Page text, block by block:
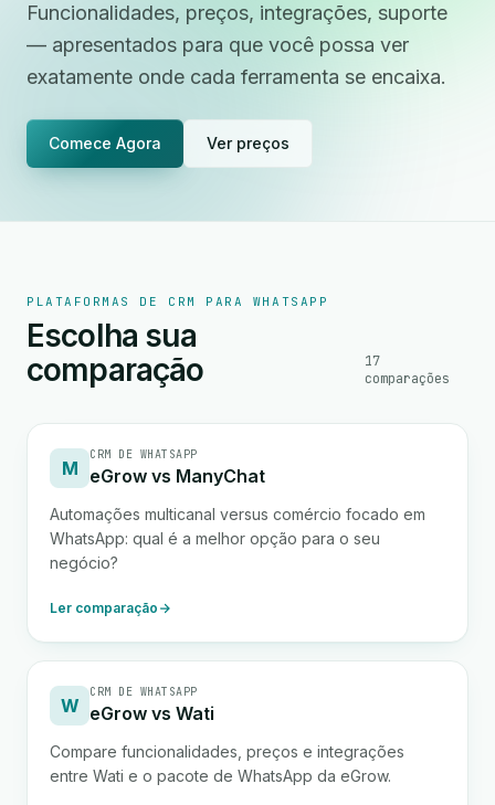
Funcionalidades, preços, integrações, suporte
— apresentados para que você possa ver
exatamente onde cada ferramenta se encaixa.
Comece Agora Ver preços
PLATAFORMAS DE CRM PARA WHATSAPP
Escolha sua
comparação
17
comparações
M
CRM DE WHATSAPP
eGrow vs ManyChat
Automações multicanal versus comércio focado em
WhatsApp: qual é a melhor opção para o seu
negócio?
Ler comparação
W
CRM DE WHATSAPP
eGrow vs Wati
Compare funcionalidades, preços e integrações
entre Wati e o pacote de WhatsApp da eGrow.